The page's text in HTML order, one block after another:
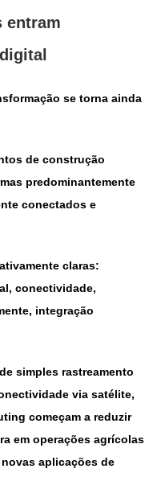
entram
se torna ainda
de construção
predominantemente
conectados e
claras:
conectividade,
integração
simples rastreamento
via satélite,
começam a reduzir
em operações agrícolas
aplicações de